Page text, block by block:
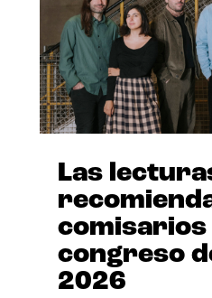
Las
comisarios
congreso
2026